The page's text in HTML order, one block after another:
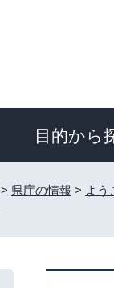
目的から
> 県庁の情報 > よう